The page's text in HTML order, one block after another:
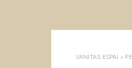
VANITAS ESPAI >